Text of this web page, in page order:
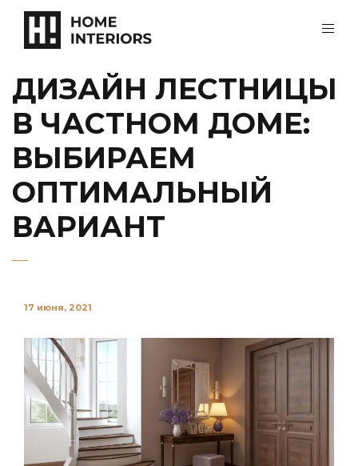
ДИЗАЙН ЛЕСТНИЦЫ
В ЧАСТНОМ ДОМЕ:
ВЫБИРАЕМ
ОПТИМАЛЬНЫЙ
ВАРИАНТ
17 июня, 2021